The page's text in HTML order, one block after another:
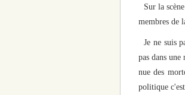
Sur la
membres de
Je ne suis
pas dans
nue des
politique